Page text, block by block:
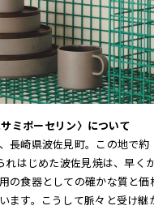
ミポーセリン〉について
長崎県波佐見町。この地で約
れはじめた波佐見焼は、早く
の食器としての確かな質と価
ます。こうして脈々と受け継